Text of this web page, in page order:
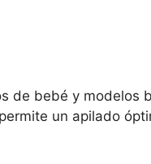
de bebé y modelos
un apilado